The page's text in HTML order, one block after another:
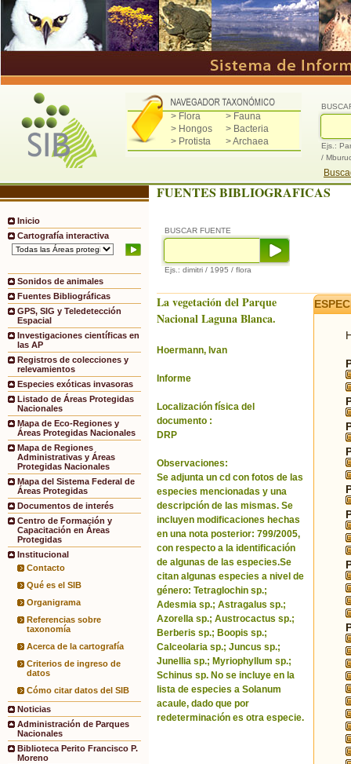
> Flora
> Fauna
> Hongos
> Bacteria
> Protista
> Archaea
Ejs.:
/
Inicio
Cartografía interactiva
Sonidos de animales
Fuentes Bibliográficas
GPS, SIG y Teledetección
Espacial
Investigaciones científicas en
las AP
Registros de colecciones y
relevamientos
Especies exóticas invasoras
Listado de Áreas Protegidas
Nacionales
Mapa de Eco-Regiones y
Áreas Protegidas Nacionales
Mapa de Regiones
Administrativas y Áreas
Protegidas Nacionales
Mapa del Sistema Federal de
Áreas Protegidas
Documentos de interés
Centro de Formación y
Capacitación en Áreas
Protegidas
Institucional
Contacto
Qué es el SIB
Organigrama
Referencias sobre
taxonomía
Acerca de la cartografía
Criterios de ingreso de
datos
Cómo citar datos del SIB
Noticias
Administración de Parques
Nacionales
Biblioteca Perito Francisco P.
Moreno
FUENTES BIBLIOGRAFICAS
BUSCAR FUENTE
Ejs.: dimitri / 1995 / flora
La vegetación del Parque
Nacional Laguna Blanca.
Hoermann, Ivan
Informe
Localización física del
documento :
DRP
Observaciones:
Se adjunta un cd con fotos de las
especies mencionadas y una
descripción de las mismas. Se
incluyen modificaciones hechas
en una nota posterior: 799/2005,
con respecto a la identificación
de algunas de las especies.Se
citan algunas especies a nivel de
género: Tetraglochin sp.;
Adesmia sp.; Astragalus sp.;
Azorella sp.; Austrocactus sp.;
Berberis sp.; Boopis sp.;
Calceolaria sp.; Juncus sp.;
Junellia sp.; Myriophyllum sp.;
Schinus sp. No se incluye en la
lista de especies a Solanum
acaule, dado que por
redeterminación es otra especie.